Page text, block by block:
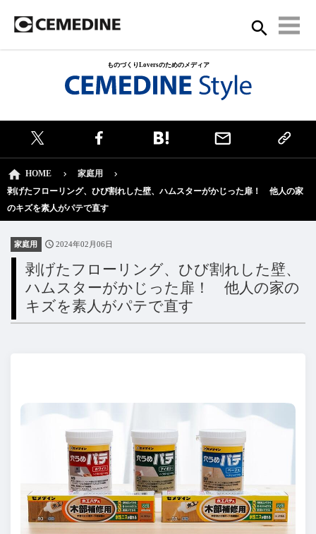
ものづくりLoversのためのメディア
HOME
家庭用
剥げたフローリング、ひび割れした壁、ハムスターがかじった扉！ 他人の家
のキズを素人がパテで直す
家庭用 2024年02月06日
剥げたフローリング、ひび割れした壁、
ハムスターがかじった扉！ 他人の家の
キズを素人がパテで直す